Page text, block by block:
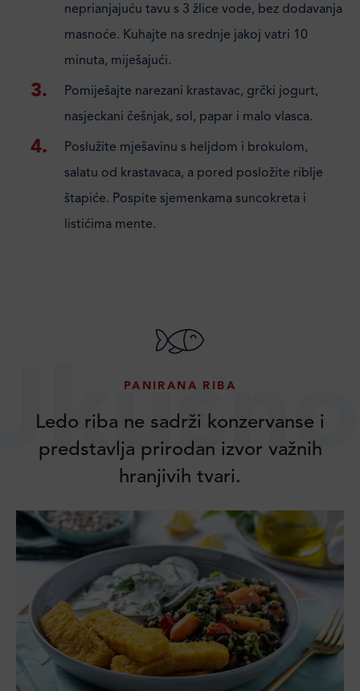
neprianjajuću tavu s 3 žlice vode, bez dodavanja
masnoće. Kuhajte na srednje jakoj vatri 10
minuta, miješajući.
Pomiješajte narezani krastavac, grčki jogurt,
nasjeckani češnjak, sol, papar i malo vlasca.
Poslužite mješavinu s heljdom i brokulom,
salatu od krastavaca, a pored posložite riblje
štapiće. Pospite sjemenkama suncokreta i
listićima mente.
PANIRANA RIBA
Ledo riba ne sadrži konzervanse i
predstavlja prirodan izvor važnih
hranjivih tvari.